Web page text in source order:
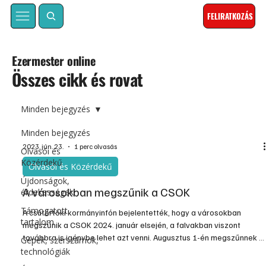
FELIRATKOZÁS
Összes cikk és rovat
Ezermester online
Minden bejegyzés
Olvasói és
Közérdekű
Újdonságok,
érdekességek
Támogatott
tartalom
Gépek, szerszámok,
technológiák
Minden bejegyzés
2023. jún. 23. 1 perc olvasás
Olvasói és Közérdekű
A városokban megszűnik a CSOK
A csütörtöki kormányinfón bejelentették, hogy a városokban
megszűnik a CSOK 2024. január elsején, a falvakban viszont
továbbra is igénybe lehet azt venni. Augusztus 1-én megszűnnek a
bolti árstopok, helyettük a kormány kiterjeszti a kötelező akciókat,